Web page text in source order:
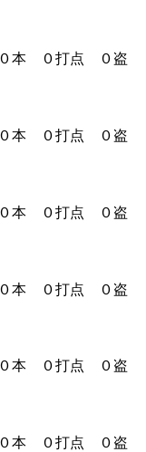
０打点 ０盗
０打点 ０盗
０打点 ０盗
０打点 ０盗
打点 ０盗
０打点 ０盗